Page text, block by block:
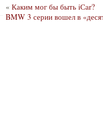
« Каким мог бы быть iСar?
BMW 3 серии вошел в